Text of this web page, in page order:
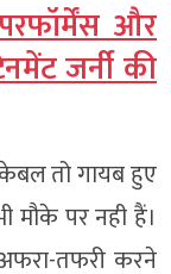
और
जर्नी की
तो गायब हुए
मौके पर नही हैं।
तफरी करने